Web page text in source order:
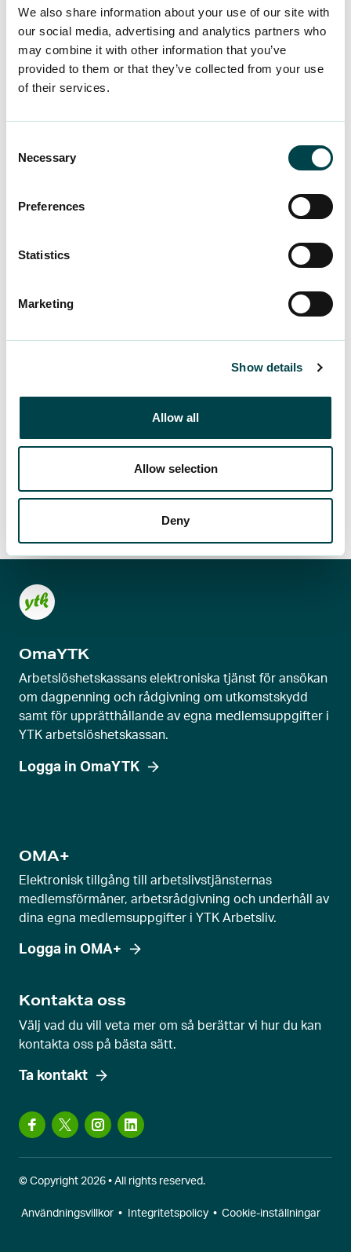
We also share information about your use of our site with
our social media, advertising and analytics partners who
may combine it with other information that you’ve
provided to them or that they’ve collected from your use
of their services.
Selection
Necessary
Preferences
Statistics
Marketing
Show details
Allow all
Allow selection
Deny
Kom ihåg att för att kunna se Eduhouse
utbildningar måste du vara registrerad som
användare av online-utbildningstjänsten.
Om du ännu inte är registrerad kan du göra
det iOMA+ -tjänsten
Juristkompis
eller vill du försäkra dig om att din lön har
Läs mer
Inte medlem ännu? Gå med här
OmaYTK
Arbetslöshetskassans elektroniska tjänst för ansökan
om dagpenning och rådgivning om utkomstskydd
samt för upprätthållande av egna medlemsuppgifter i
YTK arbetslöshetskassan.
Logga in OmaYTK
OMA+
Elektronisk tillgång till arbetslivstjänsternas
medlemsförmåner, arbetsrådgivning och underhåll av
dina egna medlemsuppgifter i YTK Arbetsliv.
Logga in OMA+
Kontakta oss
Välj vad du vill veta mer om så berättar vi hur du kan
kontakta oss på bästa sätt.
Ta kontakt
© Copyright 2026 • All rights reserved.
Användningsvillkor • Integritetspolicy • Cookie-inställningar